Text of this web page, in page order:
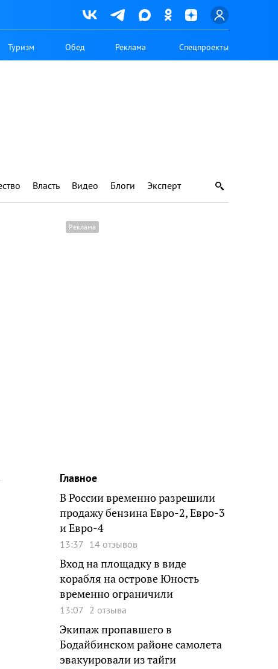
Туризм Обед Реклама Спецпроекты
Власть Видео Блоги Эксперт
Главное
В России временно разрешили
продажу бензина Евро-2, Евро-3
и Евро-4
13:37 14 отзывов
Вход на площадку в виде
корабля на острове Юность
временно ограничили
13:07 2 отзыва
Экипаж пропавшего в
Бодайбинском районе самолета
эвакуировали из тайги